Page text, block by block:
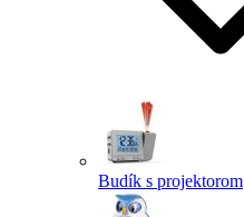
Budík s projektorom